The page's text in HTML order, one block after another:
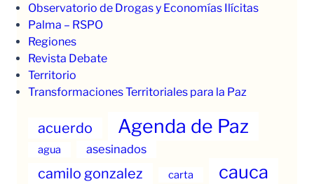
Observatorio de Drogas y Economías Ilícitas
Palma – RSPO
Regiones
Revista Debate
Territorio
Transformaciones Territoriales para la Paz
acuerdo Agenda de Paz
agua asesinados
camilo gonzalez carta cauca